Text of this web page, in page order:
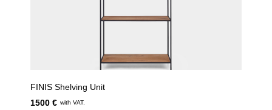
FINIS Shelving Unit
1500 € with VAT.